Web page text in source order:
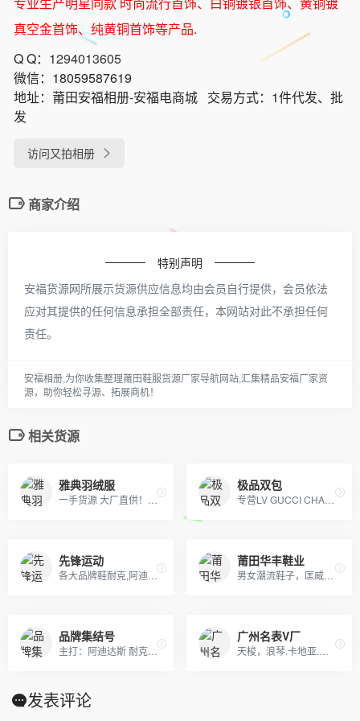
真空金首饰、纯黄铜首饰等产品.
Q Q： 1294013605
微信： 18059587619
地址： 莆田安福相册-安福电商城 交易方式： 1件代发、批
发
访问又拍相册
商家介绍
特别声明
安福货源网所展示货源供应信息均由会员自行提供，会员依法
应对其提供的任何信息承担全部责任，本网站对此不承担任何
责任。
安福相册,为你收集整理莆田鞋服货源厂家导航网站,汇集精品安福厂家资
源，助你轻松寻源、拓展商机！
相关货源
雅典羽绒服 极品双包
先锋运动 莆田华丰鞋业
品牌集结号 广州名表V厂
发表评论